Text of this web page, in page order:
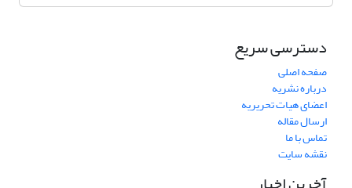
دسترسی سریع
صفحه اصلی
درباره نشریه
اعضای هیات تحریریه
ارسال مقاله
تماس با ما
نقشه سایت